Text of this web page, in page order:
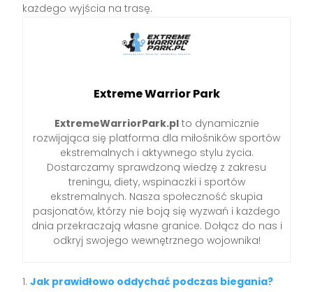
każdego wyjścia na trasę.
Extreme Warrior Park
ExtremeWarriorPark.plto dynamicznie
rozwijająca się platforma dla miłośników sportów
ekstremalnych i aktywnego stylu życia.
Dostarczamy sprawdzoną wiedzę z zakresu
treningu, diety, wspinaczki i sportów
ekstremalnych. Nasza społeczność skupia
pasjonatów, którzy nie boją się wyzwań i każdego
dnia przekraczają własne granice. Dołącz do nas i
odkryj swojego wewnętrznego wojownika!
Jak prawidłowo oddychać podczas biegania?